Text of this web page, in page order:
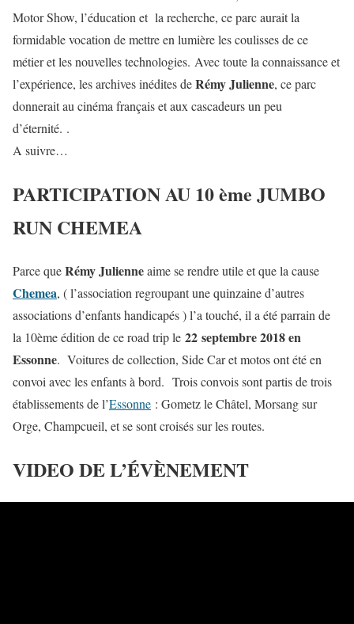
Motor Show, l’éducation et la recherche, ce parc aurait la
formidable vocation de mettre en lumière les coulisses de ce
métier et les nouvelles technologies. Avec toute la connaissance et
l’expérience, les archives inédites deRémy Julienne, ce parc
donnerait au cinéma français et aux cascadeurs un peu
d’éternité. .
A suivre…
PARTICIPATION AU 10 ème JUMBO
RUN CHEMEA
Parce queRémy Julienneaime se rendre utile et que la cause
Chemea, ( l’association regroupant une quinzaine d’autres
associations d’enfants handicapés ) l’a touché, il a été parrain de
la 10ème édition de ce road trip le 22 septembre 2018 en
Essonne. Voitures de collection, Side Car et motos ont été en
convoi avec les enfants à bord. Trois convois sont partis de trois
établissements de l’Essonne : Gometz le Châtel, Morsang sur
Orge, Champcueil, et se sont croisés sur les routes.
VIDEO DE L’ÉVÈNEMENT